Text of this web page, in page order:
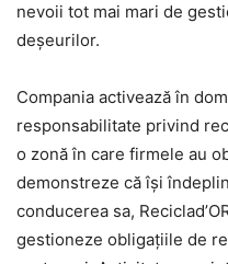
nevoii tot mai mari de
deșeurilor.
Compania activează în
responsabilitate privind
o zonă în care firmele au
demonstreze că își
conducerea sa,
gestioneze obligațiile de